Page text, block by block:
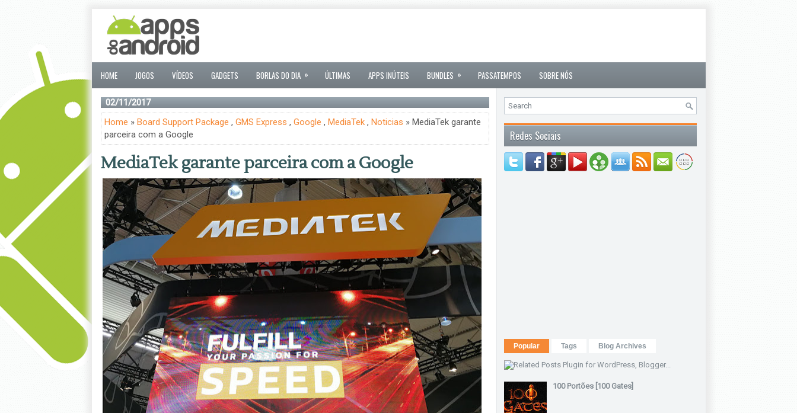
HOME JOGOS VÍDEOS GADGETS BORLAS DO DIA » ÚLTIMAS APPS INÚTEIS BUNDLES » PASSATEMPOS SOBRE NÓS
02/11/2017
Home » Board Support Package , GMS Express , Google , MediaTek, Noticias » MediaTek garante
parceira com a Google
MediaTek garante parceira com a Google
Redes Sociais
Popular Tags Blog Archives
100 Portões [100 Gates]